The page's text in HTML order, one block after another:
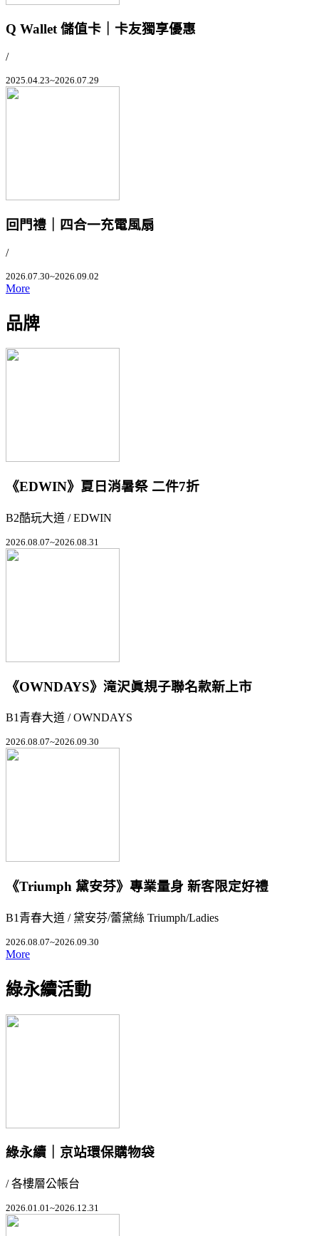
Q Wallet 儲值卡｜卡友獨享優惠
/
2025.04.23~2026.07.29
回門禮｜四合一充電風扇
/
2026.07.30~2026.09.02
More
品牌
《EDWIN》夏日消暑祭 二件7折
B2酷玩大道 / EDWIN
2026.08.07~2026.08.31
《OWNDAYS》滝沢眞規子聯名款新上市
B1青春大道 / OWNDAYS
2026.08.07~2026.09.30
《Triumph 黛安芬》專業量身 新客限定好禮
B1青春大道 / 黛安芬/蕾黛絲 Triumph/Ladies
2026.08.07~2026.09.30
More
綠永續活動
綠永續｜京站環保購物袋
/ 各樓層公帳台
2026.01.01~2026.12.31